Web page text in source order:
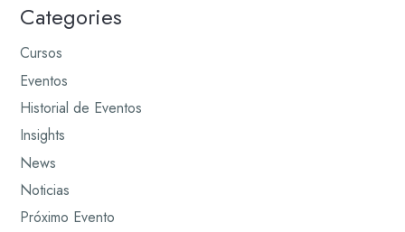
Categories
Cursos
Eventos
Historial de Eventos
Insights
News
Noticias
Próximo Evento